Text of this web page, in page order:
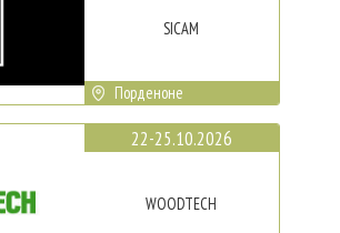
SICAM
Порденоне
22-25.10.2026
WOODTECH